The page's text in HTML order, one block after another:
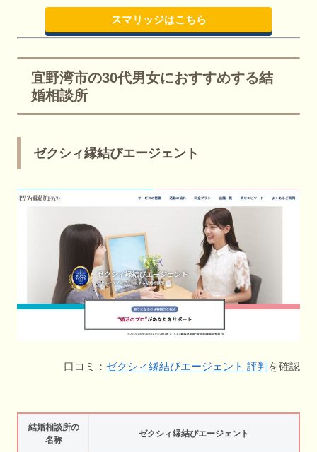
スマリッジはこちら
宜野湾市の30代男女におすすめする結
婚相談所
ゼクシィ縁結びエージェント
口コミ： ゼクシィ縁結びエージェント 評判 を確認
結婚相談所の
名称
ゼクシィ縁結びエージェント